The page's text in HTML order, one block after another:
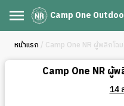
Camp One
หน้าแรก / Camp One NR ผู้พลิกโฉ
Camp One NR ผู้
14